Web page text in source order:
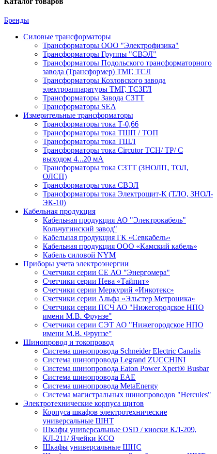
Бренды
Силовые трансформаторы
Трансформаторы ООО "Электрофизика"
Трансформаторы Группы "СВЭЛ"
Трансформаторы Подольского трансформаторного
завода (Трансформер) ТМГ, ТСЛ
Трансформаторы Козловского завода
электроаппаратуры ТМГ, ТСЗГЛ
Трансформаторы Завода СЗТТ
Трансформаторы SEA
Измерительные трансформаторы
Трансформаторы тока Т-0,66
Трансформаторы тока ТШП / ТОП
Трансформаторы тока ТШЛ
Трансформаторы тока Circutor TCH/ TP/ С
выходом 4...20 мА
Трансформаторы тока СЗТТ (ЗНОЛП, ТОЛ,
ОЛСП)
Трансформаторы тока СВЭЛ
Трансформаторы тока Электрощит-К (ТЛО, ЗНОЛ-
ЭК-10)
Кабельная продукция
Кабельная продукция АО "Электрокабель"
Кольчугинский завод"
Кабельная продукция ГК «Севкабель»
Кабельная продукция ООО «Камский кабель»
Кабель силовой NYM
Приборы учета электроэнергии
Счетчики серии СЕ АО "Энергомера"
Счетчики серии Нева «Тайпит»
Счетчики серии Меркурий «Инкотекс»
Счетчики серии Альфа «Эльстер Метроника»
Счетчики серии ПСЧ АО "Нижегородское НПО
имени М.В. Фрунзе"
Счетчики серии СЭТ АО "Нижегородское НПО
имени М.В. Фрунзе"
Шинопровод и токопровод
Система шинопровода Schneider Electric Canalis
Система шинопровода Legrand ZUCCHINI
Система шинопровода Eaton Power Xpert® Busbar
Система шинопровода EAE
Система шинопровода MetaEnergy
Система магистральных шинопроводов "Hercules"
Электротехнические корпуса щитов
Корпуса шкафов электротехнические
универсальные ШНТ
Шкафы универсальные OSD / киоски КЛ-209,
КЛ-211/ Ячейки КСО
Шкафы универсальные ШНС